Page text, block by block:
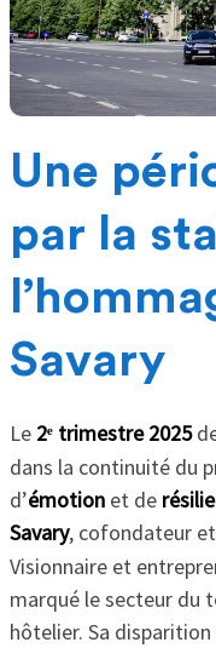
Une
par la
Savary
Le 2ᵉ trimestre 2025
dans la continuité du
d’émotionet de
Savary, cofondateur
Visionnaire et
marqué le secteur du
hôtelier. Sa